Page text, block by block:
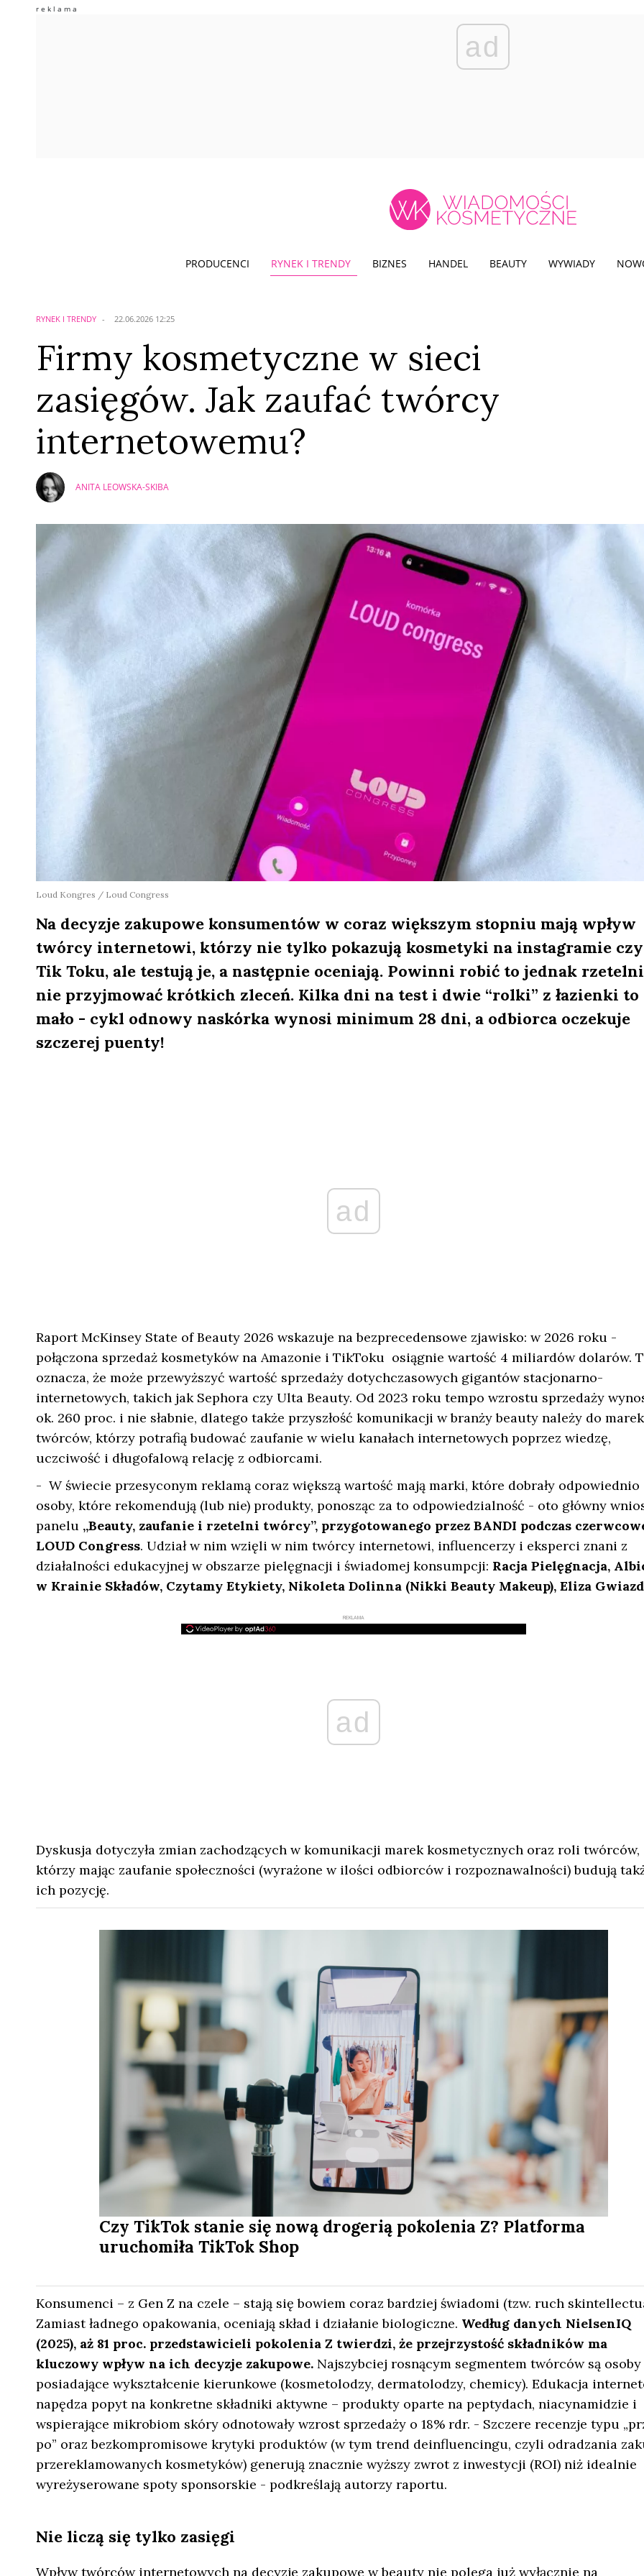
ad
PRODUCENCI RYNEK I TRENDY BIZNES HANDEL BEAUTY WYWIADY
RYNEK I TRENDY 22.06.2026 12:25
Firmy kosmetyczne w sieci
zasięgów. Jak zaufać twórcy
internetowemu?
ANITA LEOWSKA-SKIBA
Loud Kongres / Loud Congress
Na decyzje zakupowe konsumentów w coraz większym stopniu mają wpływ
twórcy internetowi, którzy nie tylko pokazują kosmetyki na instagramie czy
Tik Toku, ale testują je, a następnie oceniają. Powinni robić to jednak
nie przyjmować krótkich zleceń. Kilka dni na test i dwie “rolki” z łazienki to
mało - cykl odnowy naskórka wynosi minimum 28 dni, a odbiorca oczekuje
szczerej puenty!
ad
Raport McKinsey State of Beauty 2026 wskazuje na bezprecedensowe zjawisko: w 2026 roku -
połączona sprzedaż kosmetyków na Amazonie i TikToku osiągnie wartość 4 miliardów dolarów.
oznacza, że może przewyższyć wartość sprzedaży dotychczasowych gigantów stacjonarno-
internetowych, takich jak Sephora czy Ulta Beauty. Od 2023 roku tempo wzrostu sprzedaży
ok. 260 proc. i nie słabnie, dlatego także przyszłość komunikacji w branży beauty należy do
twórców, którzy potrafią budować zaufanie w wielu kanałach internetowych poprzez wiedzę,
uczciwość i długofalową relację z odbiorcami.
- W świecie przesyconym reklamą coraz większą wartość mają marki, które dobrały odpowiednio
osoby, które rekomendują (lub nie) produkty, ponosząc za to odpowiedzialność - oto główny
panelu „Beauty, zaufanie i rzetelni twórcy”, przygotowanego przez BANDI podczas
LOUD Congress. Udział w nim wzięli w nim twórcy internetowi, influencerzy i eksperci znani z
działalności edukacyjnej w obszarze pielęgnacji i świadomej konsumpcji: Racja Pielęgnacja,
w Krainie Składów, Czytamy Etykiety, Nikoleta Dolinna (Nikki Beauty Makeup), Eliza
REKLAMA
ad
Dyskusja dotyczyła zmian zachodzących w komunikacji marek kosmetycznych oraz roli twórców,
którzy mając zaufanie społeczności (wyrażone w ilości odbiorców i rozpoznawalności) budują
ich pozycję.
Czy TikTok stanie się nową drogerią pokolenia Z? Platforma
uruchomiła TikTok Shop
Konsumenci – z Gen Z na czele – stają się bowiem coraz bardziej świadomi (tzw. ruch
Zamiast ładnego opakowania, oceniają skład i działanie biologiczne. Według danych NielsenIQ
(2025), aż 81 proc. przedstawicieli pokolenia Z twierdzi, że przejrzystość składników ma
kluczowy wpływ na ich decyzje zakupowe. Najszybciej rosnącym segmentem twórców są osoby
posiadające wykształcenie kierunkowe (kosmetolodzy, dermatolodzy, chemicy). Edukacja
napędza popyt na konkretne składniki aktywne – produkty oparte na peptydach, niacynamidzie i
wspierające mikrobiom skóry odnotowały wzrost sprzedaży o 18% rdr. - Szczere recenzje typu
po” oraz bezkompromisowe krytyki produktów (w tym trend deinfluencingu, czyli odradzania
przereklamowanych kosmetyków) generują znacznie wyższy zwrot z inwestycji (ROI) niż idealnie
wyreżyserowane spoty sponsorskie - podkreślają autorzy raportu.
Nie liczą się tylko zasięgi
Wpływ twórców internetowych na decyzje zakupowe w beauty nie polega już wyłącznie na